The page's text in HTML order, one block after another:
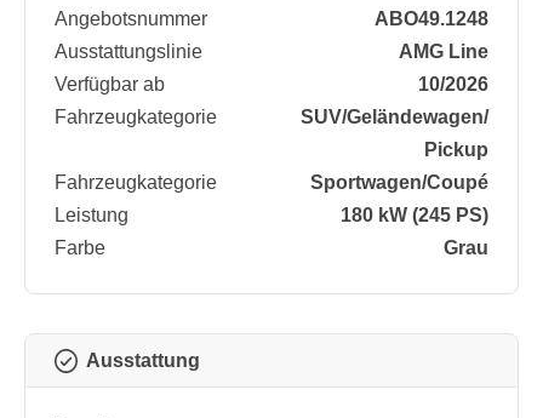
Angebotsnummer
ABO49.1248
Ausstattungslinie
AMG Line
Verfügbar ab
10/2026
Fahrzeugkategorie
SUV/​Geländewagen/​
Pickup
Fahrzeugkategorie
Sportwagen/​Coupé
Leistung
180 kW (245 PS)
Farbe
Grau
Ausstattung